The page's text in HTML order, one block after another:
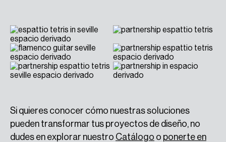
Si quieres conocer cómo nuestras soluciones
pueden transformar tus proyectos de diseño, no
dudes en explorar nuestro Catálogo o ponerte en